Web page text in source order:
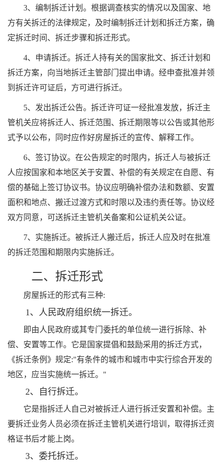
3、编制拆迁计划。根据调查核实的情况以及国家、地
方有关拆迁的法律规定，及时编制拆迁计划和拆迁方案，确
定拆迁时间、拆迁步骤和拆迁形式。
4、申请拆迁。拆迁人持有关的国家批文、拆迁计划和
拆迁方案，向当地拆迁主管部门提出申请。经申查批准并领
到拆迁许可证后，方可进行拆迁。
5、发出拆迁公告。拆迁许可证一经批准发放，拆迁主
管机关应将拆迁人、拆迁范围、拆迁期限等以公告或其他形
式予以公布，同时应作好房屋拆迁的宣传、解释工作。
6、签订协议。在公告规定的时限内，拆迁人与被拆迁
人应按国家和本地区关于安置、补偿的有关规定在自愿、有
偿的基础上签订协议书。协议应明确补偿办法和数额、安置
面积和地点、搬迁过渡方式和时限以及违约责任等。协议经
双方同意，可送拆迁主管机关备案和公证机关公证。
7、实施拆迁。被拆迁人搬迁后，拆迁人应及时在批准
的拆迁范围和期限内实施拆迁。
二、拆迁形式
房屋拆迁的形式有三种:
1、人民政府组织统一拆迁。
即由人民政府或其专门委托的单位统一进行拆除、补
偿、安置等工作。它是国家提倡和鼓励采用的拆迁方式，
《拆迁条例》规定:"有条件的城市和城市中实行综合开发的
地区，应当实施统一拆迁。"
2、自行拆迁。
它是指拆迁人自己对被拆迁人进行拆迁安置和补偿。主
要拆迁业务人员必须在拆迁主管机关进行培训，取得拆迁资
格证书后才能上岗。
3、委托拆迁。